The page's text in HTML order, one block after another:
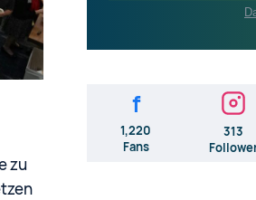
zu
f
1,220
Fans
313